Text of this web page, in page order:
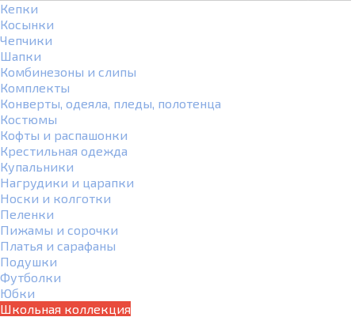
Кепки
Косынки
Чепчики
Шапки
Комбинезоны и слипы
Комплекты
Конверты, одеяла, пледы, полотенца
Костюмы
Кофты и распашонки
Крестильная одежда
Купальники
Нагрудики и царапки
Носки и колготки
Пеленки
Пижамы и сорочки
Платья и сарафаны
Подушки
Футболки
Юбки
Школьная коллекция